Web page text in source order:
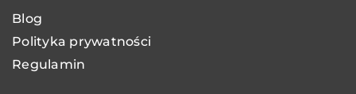
Blog
Polityka prywatności
Regulamin